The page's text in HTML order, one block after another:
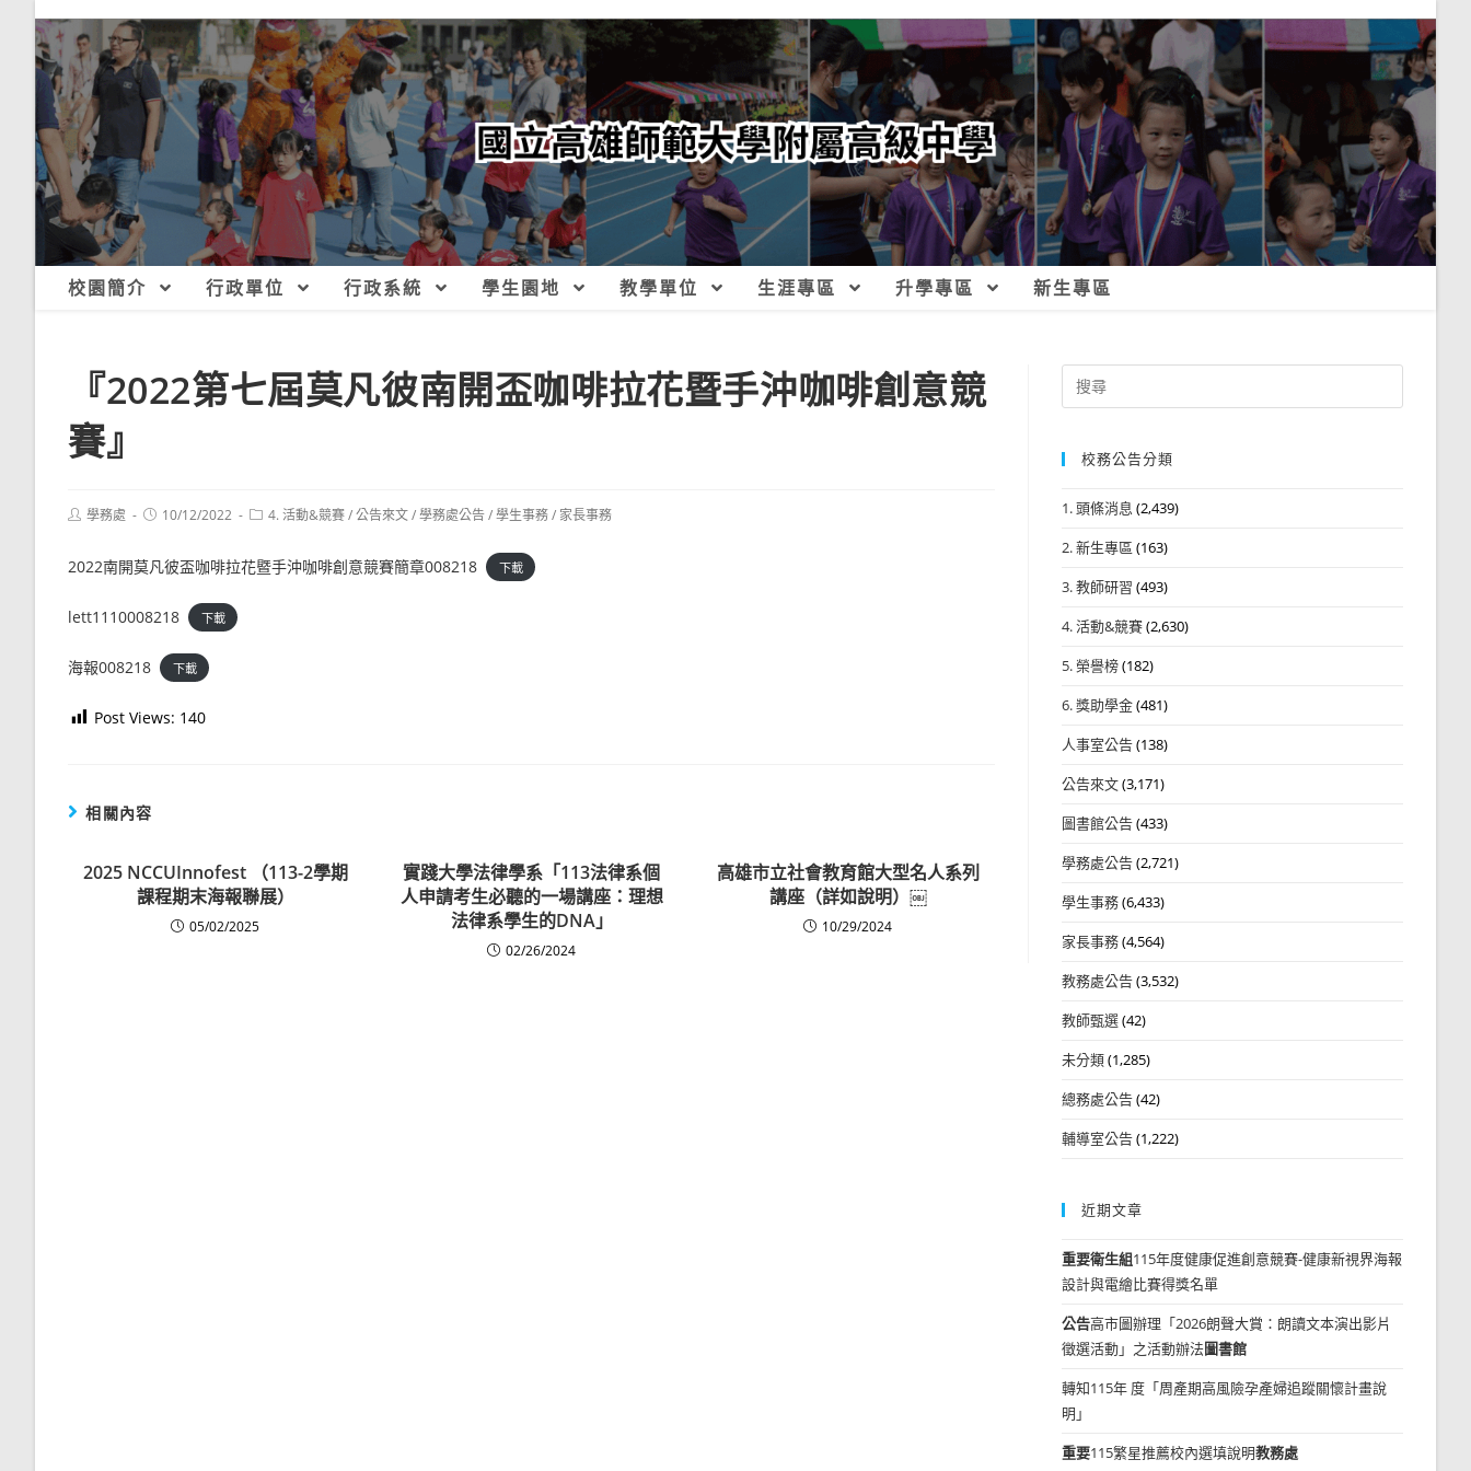
校園簡介 行政單位 行政系統 學生園地 教學單位 生涯專區 升學專區 新生專區
『2022第七屆莫凡彼南開盃咖啡拉花暨手沖咖啡創意競
賽』
Post學務處
Post10/12/2022
Post4. 活動&競賽/公告來文/學務處公告/學生事務/ 家長事務
2022南開莫凡彼盃咖啡拉花暨手沖咖啡創意競賽簡章008218 下載
lett1110008218 下載
海報008218 下載
Post Views: 140
相關內容
2025 NCCUInnofest （113-2學期
課程期末海報聯展）
05/02/2025
實踐大學法律學系「113法律系個
人申請考生必聽的一場講座：理想
法律系學生的DNA」
02/26/2024
高雄市立社會教育館大型名人系列
講座（詳如說明）￼
10/29/2024
Search
for:
校務公告分類
1. 頭條消息 (2,439)
2. 新生專區 (163)
3. 教師研習 (493)
4. 活動&競賽(2,630)
5. 榮譽榜(182)
6. 獎助學金(481)
人事室公告(138)
公告來文(3,171)
圖書館公告(433)
學務處公告(2,721)
學生事務(6,433)
家長事務(4,564)
教務處公告(3,532)
教師甄選(42)
未分類(1,285)
總務處公告(42)
輔導室公告(1,222)
近期文章
重要衛生組115年度健康促進創意競賽-健康新視界海報
設計與電繪比賽得獎名單
公告高市圖辦理「2026朗聲大賞：朗讀文本演出影片
徵選活動」之活動辦法圖書館
轉知115年 度「周產期高風險孕產婦追蹤關懷計畫說
明」
重要115繁星推薦校內選填說明教務處